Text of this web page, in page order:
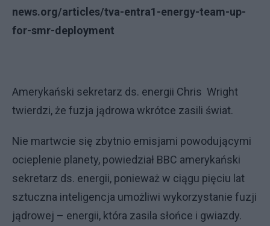
news.org/articles/tva-entra1-energy-team-up-
for-smr-deployment
Amerykański sekretarz ds. energii Chris Wright
twierdzi, że fuzja jądrowa wkrótce zasili świat.
Nie martwcie się zbytnio emisjami powodującymi
ocieplenie planety, powiedział BBC amerykański
sekretarz ds. energii, ponieważ w ciągu pięciu lat
sztuczna inteligencja umożliwi wykorzystanie fuzji
jądrowej – energii, która zasila słońce i gwiazdy.